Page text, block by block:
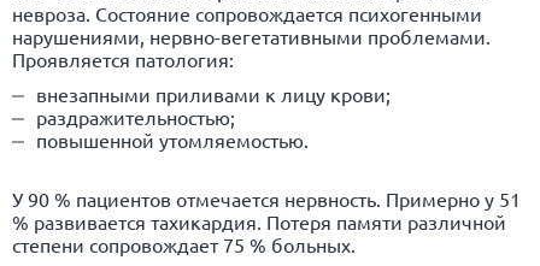
невроза. Состояние сопровождается психогенными
нарушениями, нервно-вегетативными проблемами.
Проявляется патология:
внезапными приливами к лицу крови;
раздражительностью;
повышенной утомляемостью.
У 90 % пациентов отмечается нервность. Примерно у 51
% развивается тахикардия. Потеря памяти различной
степени сопровождает 75 % больных.